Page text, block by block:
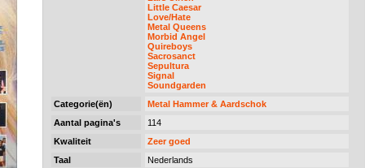
Little Caesar
Love/Hate
Metal Queens
Morbid Angel
Quireboys
Sacrosanct
Sepultura
Signal
Soundgarden
Categorie(ën)
Metal Hammer & Aardschok
Aantal pagina's
114
Kwaliteit
Zeer goed
Taal
Nederlands